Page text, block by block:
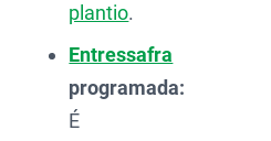
plantio.
Entressafra
programada:
É